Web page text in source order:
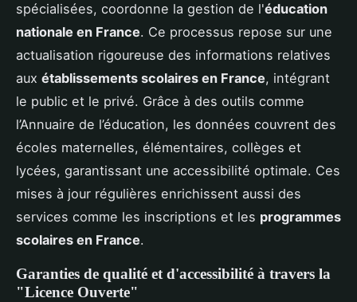
spécialisées, coordonne la gestion de l'éducation
nationale en France. Ce processus repose sur une
actualisation rigoureuse des informations relatives
aux établissements scolaires en France, intégrant
le public et le privé. Grâce à des outils comme
l’Annuaire de l’éducation, les données couvrent des
écoles maternelles, élémentaires, collèges et
lycées, garantissant une accessibilité optimale. Ces
mises à jour régulières enrichissent aussi des
services comme les inscriptions et les programmes
scolaires en France.
Garanties de qualité et d'accessibilité à travers la
"Licence Ouverte"